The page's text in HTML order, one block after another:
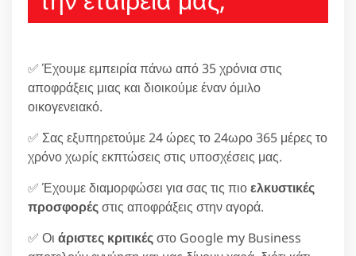
✅ Έχουμε εμπειρία πάνω από 35 χρόνια στις
αποφράξεις μιας και διοικούμε έναν όμιλο
οικογενειακό.
✅ Σας εξυπηρετούμε 24 ώρες το 24ωρο 365 μέρες το
χρόνο χωρίς εκπτώσεις στις υποσχέσεις μας.
✅ Έχουμε διαμορφώσει για σας τις πιοελκυστικές
προσφορέςστις αποφράξεις στην αγορά.
✅ Οι άριστες κριτικέςστο Google my Business